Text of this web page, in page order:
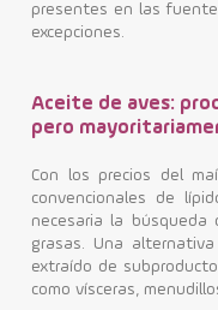
presentes en las
excepciones.
Aceite de aves:
pero
Con los precios del
convencionales de
necesaria la
grasas. Una
extraído de
como vísceras,